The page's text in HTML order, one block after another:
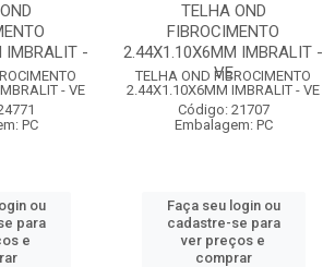
IMBRALIT -
- VE
PC
ou
para
e
TELHA OND
FIBROCIMENTO
2.44X1.10X6MM IMBRALIT -
VE
TELHA OND FIBROCIMENTO
2.44X1.10X6MM IMBRALIT - VE
Código: 21707
Embalagem: PC
Faça seu login ou
cadastre-se para
ver preços e
comprar